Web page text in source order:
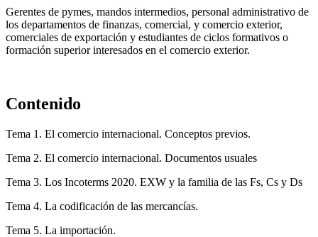
Gerentes de pymes, mandos intermedios, personal administrativo de
los departamentos de finanzas, comercial, y comercio exterior,
comerciales de exportación y estudiantes de ciclos formativos o
formación superior interesados en el comercio exterior.
Contenido
Tema 1. El comercio internacional. Conceptos previos.
Tema 2. El comercio internacional. Documentos usuales
Tema 3. Los Incoterms 2020. EXW y la familia de las Fs, Cs y Ds
Tema 4. La codificación de las mercancías.
Tema 5. La importación.